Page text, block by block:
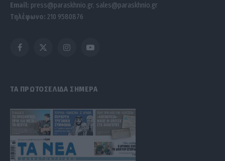
Email: press@paraskhnio.gr, sales@paraskhnio.gr
Τηλέφωνο: 210 9580876
Facebook
X
InstagramYouTube
ΤΑ ΠΡΩΤΟΣΕΛΙΔΑ ΣΗΜΕΡΑ